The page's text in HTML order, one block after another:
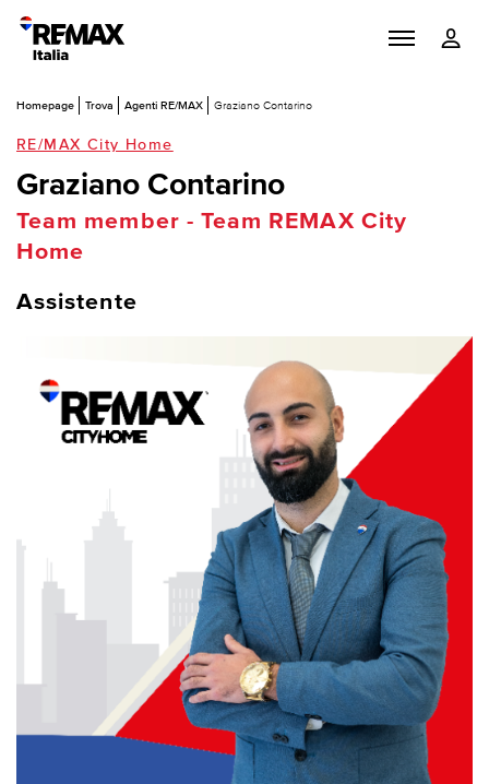
Homepage Trova Agenti RE/MAX Graziano Contarino
RE/MAX City Home
Graziano Contarino
Team member - Team REMAX City
Home
Assistente